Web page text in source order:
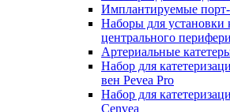
Имплантируемые
Наборы для установки
центрального
Артериальные
Набор для
вен Pevea Pro
Набор для
Cenvea